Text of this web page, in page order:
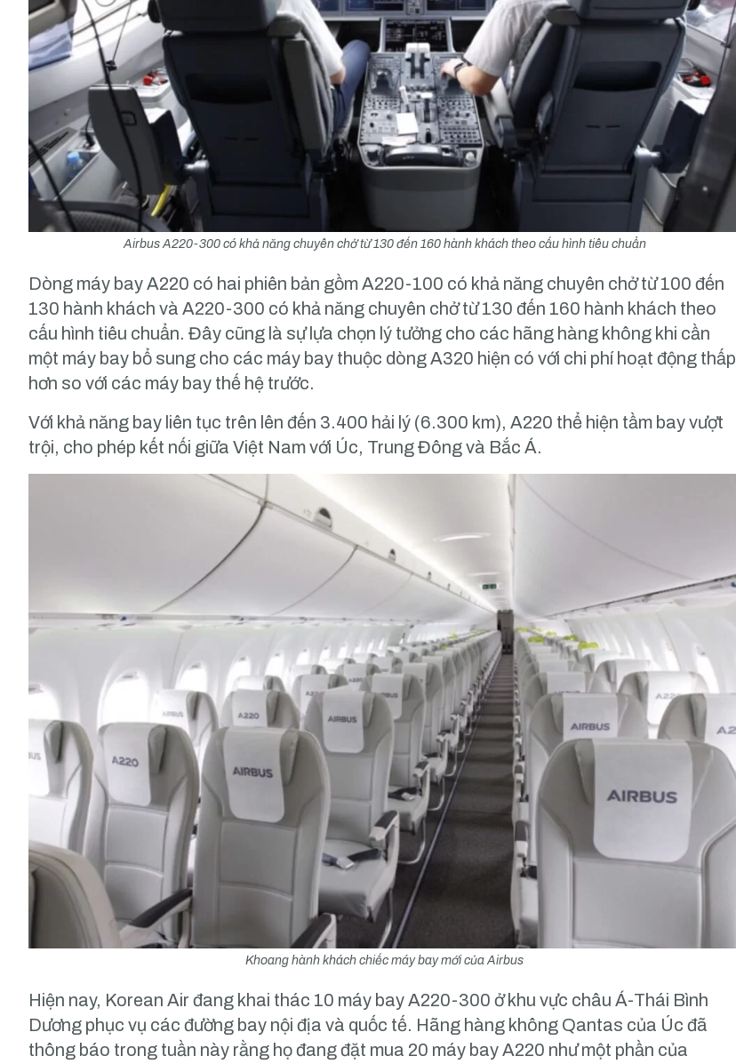
Airbus A220-300 có khả năng chuyên chở từ 130 đến 160 hành khách theo cấu hình tiêu chuẩn
Dòng máy bay A220 có hai phiên bản gồm A220-100 có khả năng chuyên chở từ 100 đến
130 hành khách và A220-300 có khả năng chuyên chở từ 130 đến 160 hành khách theo
cấu hình tiêu chuẩn. Đây cũng là sự lựa chọn lý tưởng cho các hãng hàng không khi cần
một máy bay bổ sung cho các máy bay thuộc dòng A320 hiện có với chi phí hoạt động thấp
hơn so với các máy bay thế hệ trước.
Với khả năng bay liên tục trên lên đến 3.400 hải lý (6.300 km), A220 thể hiện tầm bay vượt
trội, cho phép kết nối giữa Việt Nam với Úc, Trung Đông và Bắc Á.
Khoang hành khách chiếc máy bay mới của Airbus
Hiện nay, Korean Air đang khai thác 10 máy bay A220-300 ở khu vực châu Á-Thái Bình
Dương phục vụ các đường bay nội địa và quốc tế. Hãng hàng không Qantas của Úc đã
thông báo trong tuần này rằng họ đang đặt mua 20 máy bay A220 như một phần của